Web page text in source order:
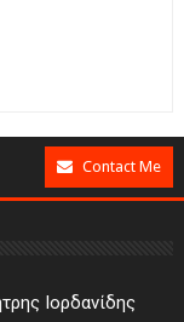
Contact Me
Ιορδανίδης